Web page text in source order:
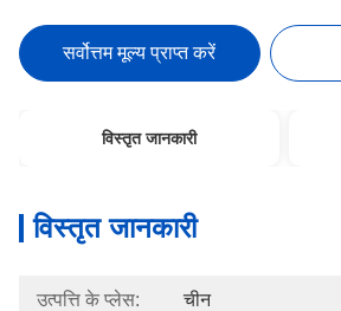
सर्वोत्तम मूल्य प्राप्त करें
विस्तृत जानकारी
विस्तृत जानकारी
उत्पत्ति के प्लेस: चीन